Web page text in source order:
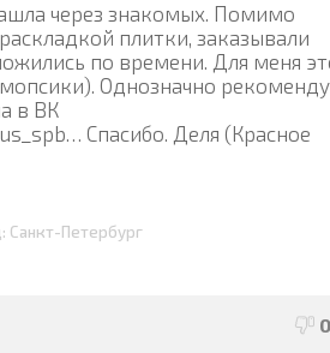
через знакомых. Помимо
плитки, заказывали
по времени. Для меня
Однозначно
в ВК
Спасибо. Деля (Красное
Санкт-Петербург
0